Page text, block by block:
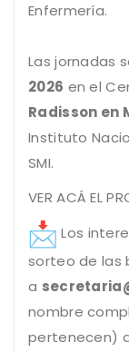
Enfermería.
Las jornadas
2026 en el
Radisson en
Instituto
SMI.
VER ACÁ EL
Los
sorteo de las
a
nombre
pertenecen)